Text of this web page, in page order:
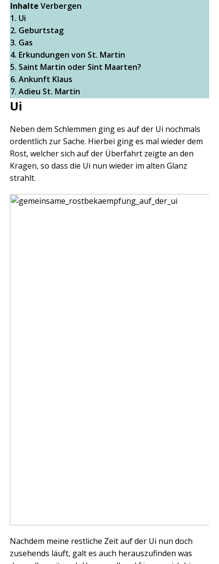
Inhalte Verbergen
1. Ui
2. Geburtstag
3. Gas
4. Erkundungen von St. Martin
5. Saint Martin oder Sint Maarten?
6. Ankunft Klaus
7. Adieu St. Martin
Ui
Neben dem Schlemmen ging es auf der Ui nochmals
ordentlich zur Sache. Hierbei ging es mal wieder dem
Rost, welcher sich auf der Überfahrt zeigte an den
Kragen, so dass die Ui nun wieder im alten Glanz
strahlt.
Nachdem meine restliche Zeit auf der Ui nun doch
zusehends läuft, galt es auch herauszufinden was